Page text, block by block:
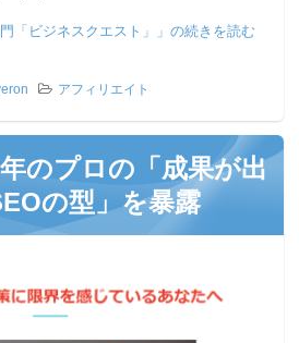
「ビジネスクエスト」」の続きを読む
アフィリエイト
のプロの「成果が出
の型」を暴露